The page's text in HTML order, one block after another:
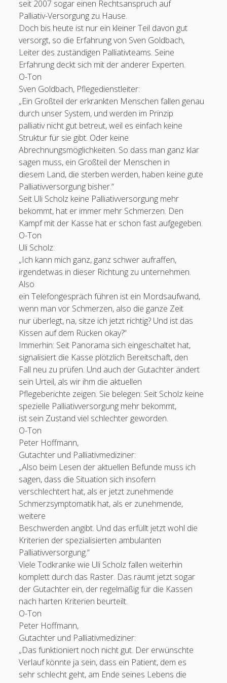
seit 2007 sogar einen Rechtsanspruch auf
Palliativ-Versorgung zu Hause.
Doch bis heute ist nur ein kleiner Teil davon gut
versorgt, so die Erfahrung von Sven Goldbach,
Leiter des zuständigen Palliativteams. Seine
Erfahrung deckt sich mit der anderer Experten.
O-Ton
Sven Goldbach, Pflegedienstleiter:
„Ein Großteil der erkrankten Menschen fallen genau
durch unser System, und werden im Prinzip
palliativ nicht gut betreut, weil es einfach keine
Struktur für sie gibt. Oder keine
Abrechnungsmöglichkeiten. So dass man ganz klar
sagen muss, ein Großteil der Menschen in
diesem Land, die sterben werden, haben keine gute
Palliativversorgung bisher.“
Seit Uli Scholz keine Palliativversorgung mehr
bekommt, hat er immer mehr Schmerzen. Den
Kampf mit der Kasse hat er schon fast aufgegeben.
O-Ton
Uli Scholz:
„Ich kann mich ganz, ganz schwer aufraffen,
irgendetwas in dieser Richtung zu unternehmen.
Also
ein Telefongespräch führen ist ein Mordsaufwand,
wenn man vor Schmerzen, also die ganze Zeit
nur überlegt, na, sitze ich jetzt richtig? Und ist das
Kissen auf dem Rücken okay?“
Immerhin: Seit Panorama sich eingeschaltet hat,
signalisiert die Kasse plötzlich Bereitschaft, den
Fall neu zu prüfen. Und auch der Gutachter ändert
sein Urteil, als wir ihm die aktuellen
Pflegeberichte zeigen. Sie belegen: Seit Scholz keine
spezielle Palliativversorgung mehr bekommt,
ist sein Zustand viel schlechter geworden.
O-Ton
Peter Hoffmann,
Gutachter und Palliativmediziner:
„Also beim Lesen der aktuellen Befunde muss ich
sagen, dass die Situation sich insofern
verschlechtert hat, als er jetzt zunehmende
Schmerzsymptomatik hat, als er zunehmende,
weitere
Beschwerden angibt. Und das erfüllt jetzt wohl die
Kriterien der spezialisierten ambulanten
Palliativversorgung.“
Viele Todkranke wie Uli Scholz fallen weiterhin
komplett durch das Raster. Das räumt jetzt sogar
der Gutachter ein, der regelmäßig für die Kassen
nach harten Kriterien beurteilt.
O-Ton
Peter Hoffmann,
Gutachter und Palliativmediziner:
„Das funktioniert noch nicht gut. Der erwünschte
Verlauf könnte ja sein, dass ein Patient, dem es
sehr schlecht geht, am Ende seines Lebens die